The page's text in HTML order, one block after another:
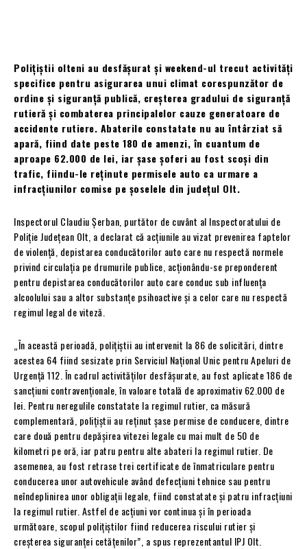
Polițiștii olteni au desfășurat și weekend-ul trecut activități
specifice pentru asigurarea unui climat corespunzător de
ordine și siguranță publică, creșterea gradului de siguranță
rutieră și combaterea principalelor cauze generatoare de
accidente rutiere. Abaterile constatate nu au întârziat să
apară, fiind date peste 180 de amenzi, în cuantum de
aproape 62.000 de lei, iar șase șoferi au fost scoși din
trafic, fiindu-le reținute permisele auto ca urmare a
infracțiunilor comise pe șoselele din județul Olt.
Inspectorul Claudiu Șerban, purtător de cuvânt al Inspectoratului de
Poliție Județean Olt, a declarat că acțiunile au vizat prevenirea faptelor
de violență, depistarea conducătorilor auto care nu respectă normele
privind circulația pe drumurile publice, acționându-se preponderent
pentru depistarea conducătorilor auto care conduc sub influența
alcoolului sau a altor substanțe psihoactive și a celor care nu respectă
regimul legal de viteză.
„În această perioadă, poliţiştii au intervenit la 86 de solicitări, dintre
acestea 64 fiind sesizate prin Serviciul Național Unic pentru Apeluri de
Urgență 112. În cadrul activităţilor desfăşurate, au fost aplicate 186 de
sancțiuni contravenționale, în valoare totală de aproximativ 62.000 de
lei. Pentru neregulile constatate la regimul rutier, ca măsură
complementară, polițiștii au reținut șase permise de conducere, dintre
care două pentru depășirea vitezei legale cu mai mult de 50 de
kilometri pe oră, iar patru pentru alte abateri la regimul rutier. De
asemenea, au fost retrase trei certificate de înmatriculare pentru
conducerea unor autovehicule având defecțiuni tehnice sau pentru
neîndeplinirea unor obligații legale, fiind constatate și patru infracțiuni
la regimul rutier. Astfel de acțiuni vor continua și în perioada
următoare, scopul polițiștilor fiind reducerea riscului rutier și
creșterea siguranței cetățenilor”, a spus reprezentantul IPJ Olt.